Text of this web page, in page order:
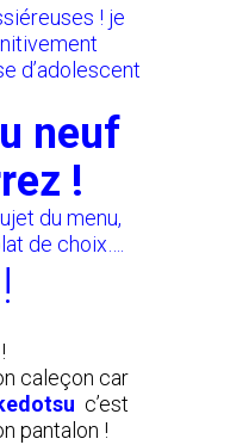
! je
d’adolescent
neuf
!
du menu,
de choix….
caleçon car
c’est
pantalon !